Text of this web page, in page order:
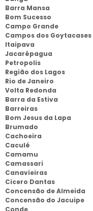
Barra Mansa
Bom Sucesso
Campo Grande
Campos dos Goytacases
Itaipava
Jacarépagua
Petropolis
Região dos Lagos
Rio de Janeiro
Volta Redonda
Barra da Estiva
Barreiras
Bom Jesus da Lapa
Brumado
Cachoeira
Caculé
Camamu
Camassari
Canavieiras
Cicero Dantas
Concensão de Almeida
Concensão do Jacuipe
Conde